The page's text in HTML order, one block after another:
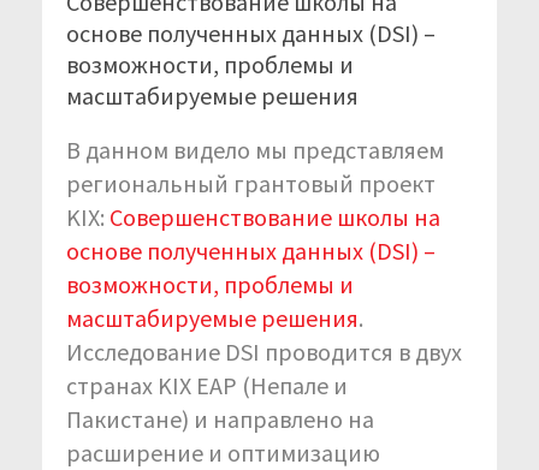
основе полученных данных (DSI) –
возможности, проблемы и
масштабируемые решения
В данном видело мы представляем
региональный грантовый проект
KIX: Совершенствование школы на
основе полученных данных (DSI) –
возможности, проблемы и
масштабируемые решения.
Исследование DSI проводится в двух
странах KIX EAP (Непале и
Пакистане) и направлено на
расширение и оптимизацию